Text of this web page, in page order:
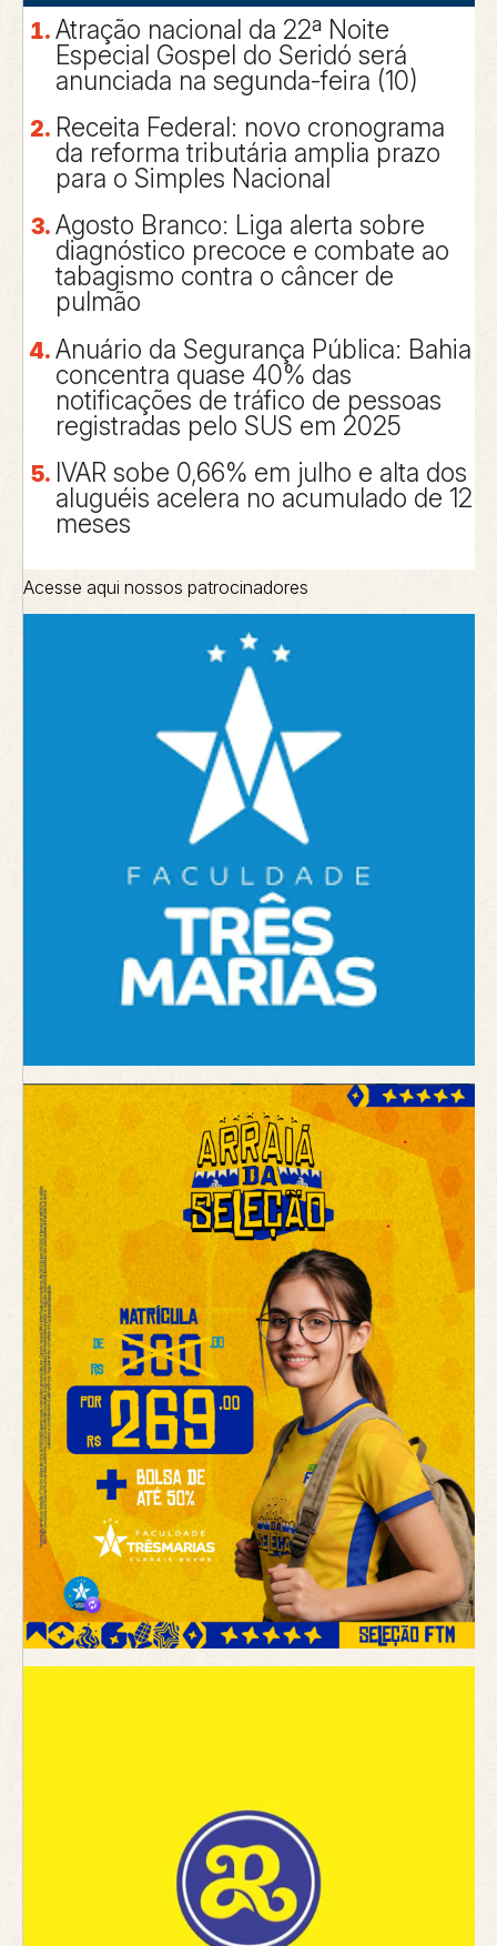
Atração nacional da 22ª Noite
Especial Gospel do Seridó será
anunciada na segunda-feira (10)
Receita Federal: novo cronograma
da reforma tributária amplia prazo
para o Simples Nacional
Agosto Branco: Liga alerta sobre
diagnóstico precoce e combate ao
tabagismo contra o câncer de
pulmão
Anuário da Segurança Pública: Bahia
concentra quase 40% das
notificações de tráfico de pessoas
registradas pelo SUS em 2025
IVAR sobe 0,66% em julho e alta dos
aluguéis acelera no acumulado de 12
meses
Acesse aqui nossos patrocinadores